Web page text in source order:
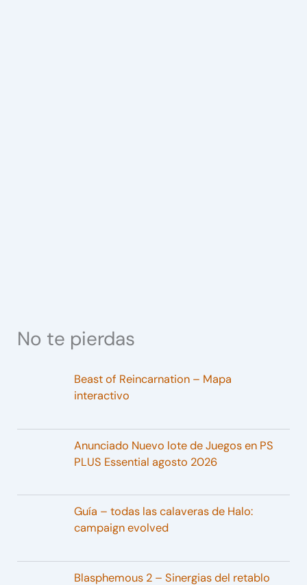
No te pierdas
Beast of Reincarnation – Mapa
interactivo
Anunciado Nuevo lote de Juegos en PS
PLUS Essential agosto 2026
Guía – todas las calaveras de Halo:
campaign evolved
Blasphemous 2 – Sinergias del retablo